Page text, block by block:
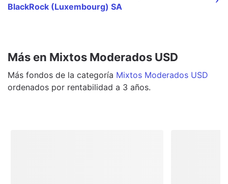
BlackRock (Luxembourg) SA
Más en Mixtos Moderados USD
Más fondos de la categoría Mixtos Moderados USD
ordenados por rentabilidad a 3 años.